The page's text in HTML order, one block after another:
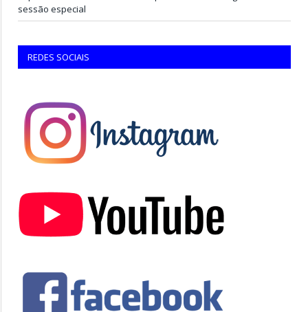
sessão especial
REDES SOCIAIS